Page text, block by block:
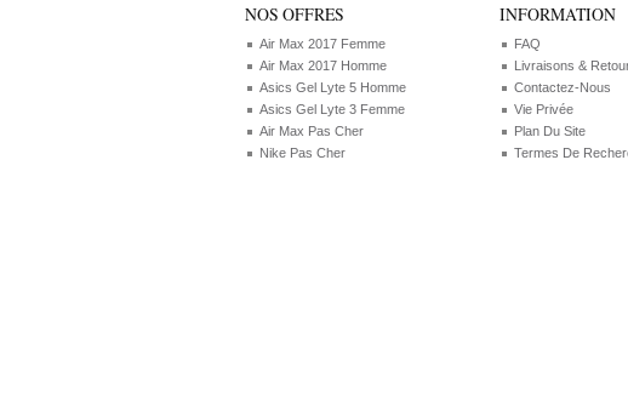
NOS OFFRES
Air Max 2017 Femme
Air Max 2017 Homme
Asics Gel Lyte 5 Homme
Asics Gel Lyte 3 Femme
Air Max Pas Cher
Nike Pas Cher
INFORMATION
FAQ
Livraisons &
Contactez-Nous
Vie Privée
Plan Du Site
Termes De